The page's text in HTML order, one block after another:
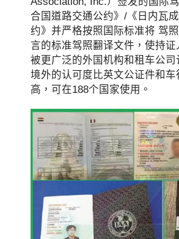
合国道路交通公约》/《日内瓦
约》并严格按照国际标准将 驾
言的标准驾照翻译文件，使持证
被更广泛的外国机构和租车公司
境外的认可度比英文公证件和车
高，可在188个国家使用。